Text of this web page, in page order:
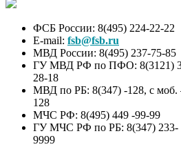
ФСБ России: 8(495) 224-22-22
E-mail: fsb@fsb.ru
МВД России: 8(495) 237-75-85
ГУ МВД РФ по ПФО: 8(3121)
28-18
МВД по РБ: 8(347) -128, с
128
МЧС РФ: 8(495) 449 -99-99
ГУ МЧС РФ по РБ: 8(347) 233-
9999